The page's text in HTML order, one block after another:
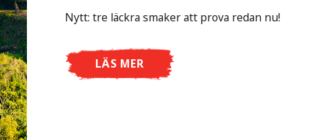
Nytt: tre läckra smaker att prova redan nu!
LÄS MER